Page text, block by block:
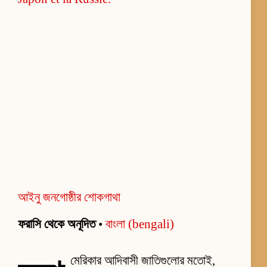
আইনু জনগোষ্ঠীর শোকগাথা
ফরাসি থেকে অনূদিত• বাংলা (bengali)
মেরিকার আদিবাসী জাতিগুলোর মতোই,